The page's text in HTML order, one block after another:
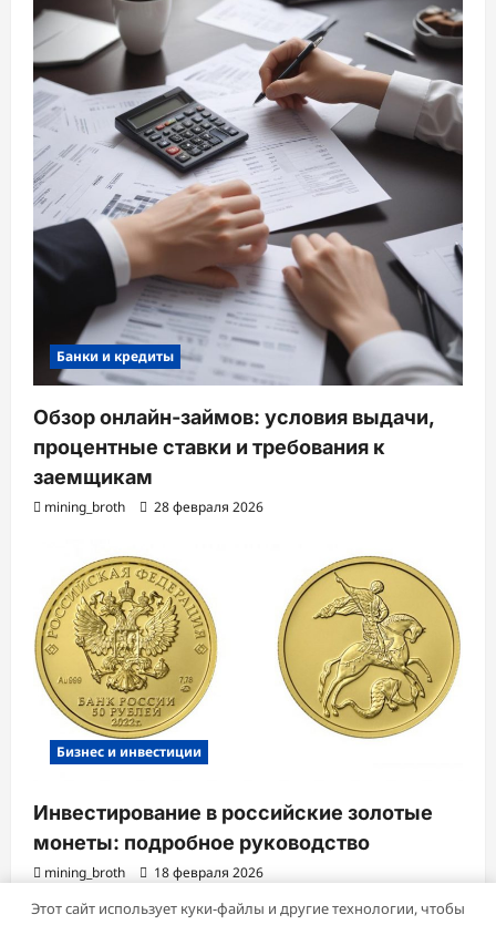
Банки и кредиты
Обзор онлайн-займов: условия выдачи,
процентные ставки и требования к
заемщикам
mining_broth 28 февраля 2026
Бизнес и инвестиции
Инвестирование в российские золотые
монеты: подробное руководство
mining_broth 18 февраля 2026
Этот сайт использует куки-файлы и другие технологии, чтобы